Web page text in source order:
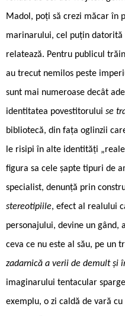
Madol, poți să crezi măcar în
marinarului, cel puțin
relatează. Pentru publicul
au trecut nemilos peste
sunt mai numeroase decât
identitatea povestitorului se
bibliotecă, din fața oglinzii
le risipi în alte identități
figura sa cele șapte tipuri de
specialist, denunță prin
stereotipiile, efect al realului
personajului, devine un gând,
ceva ce nu este al său, pe un
zadarnică a verii de demult și
imaginarului tentacular
exemplu, o zi caldă de vară